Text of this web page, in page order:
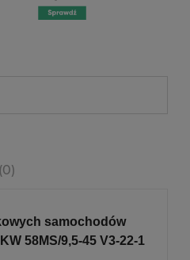
samochodów
58MS/9,5-45 V3-22-1